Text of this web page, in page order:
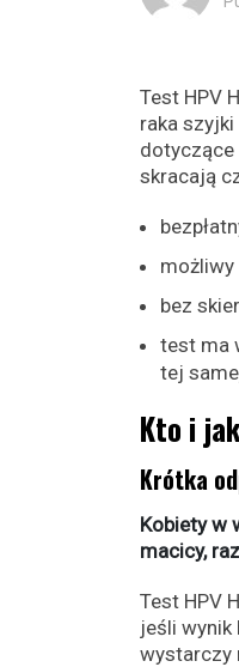
Test HPV
raka
dotyczące
skracają
możliwy
bez
test ma
tej
Kto i
Krótka
Kobiety w
macicy,
Test HPV
jeśli wynik
wystarczy